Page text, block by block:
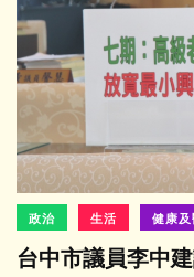
政治 生活 健康及
台中市議員李中